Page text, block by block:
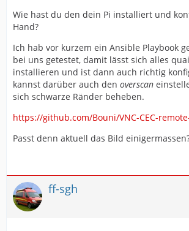
Wie hast du den dein Pi installiert und
Hand?
Ich hab vor kurzem ein Ansible Playbook
bei uns getestet, damit lässt sich alles
installieren und ist dann auch richtig
kannst darüber auch den overscan
sich schwarze Ränder beheben.
https://github.com/Bouni/VNC-CEC-
Passt denn aktuell das Bild
ff-sgh